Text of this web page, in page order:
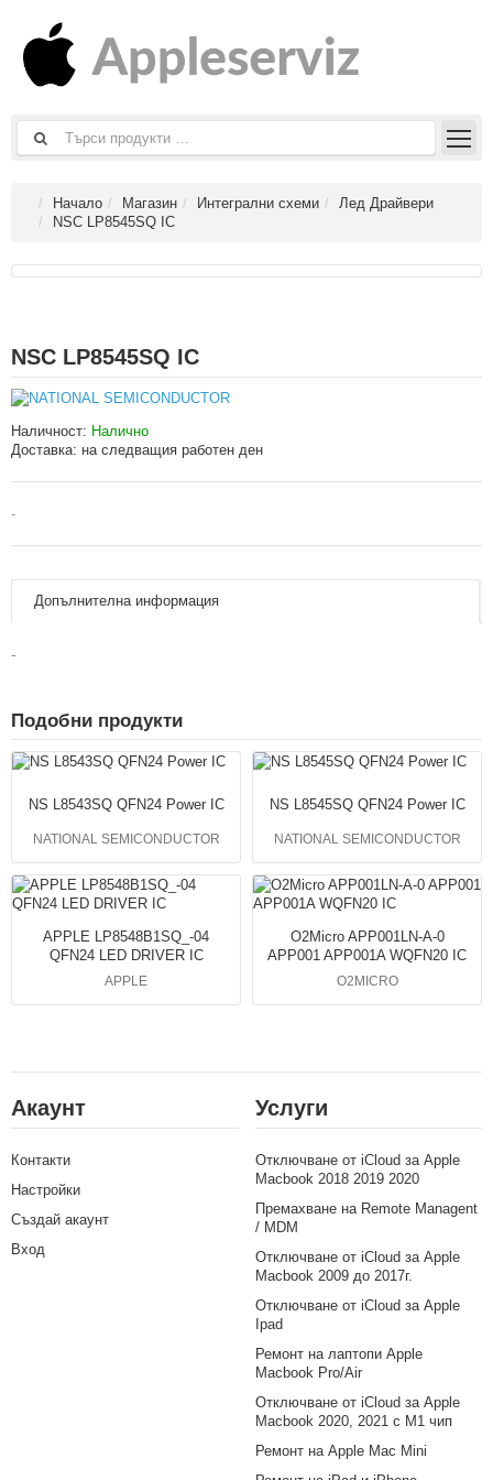
Начало Магазин Интегрални схеми
Лед Драйвери
NSC LP8545SQ IC
NSC LP8545SQ IC
Наличност: Налично
Доставка: на следващия работен ден
-
Допълнителна информация
-
Подобни продукти
NS L8543SQ QFN24 Power IC
NATIONAL SEMICONDUCTOR
NS L8545SQ QFN24 Power IC
NATIONAL SEMICONDUCTOR
APPLE LP8548B1SQ_-04
QFN24 LED DRIVER IC
APPLE
O2Micro APP001LN-A-0
APP001 APP001A WQFN20 IC
O2MICRO
Акаунт
Контакти
Настройки
Създай акаунт
Вход
Услуги
Отключване от iCloud за Apple
Macbook 2018 2019 2020
Премахване на Remote Managent
/ MDM
Отключване от iCloud за Apple
Macbook 2009 до 2017г.
Отключване от iCloud за Apple
Ipad
Ремонт на лаптопи Apple
Macbook Pro/Air
Отключване от iCloud за Apple
Macbook 2020, 2021 с M1 чип
Ремонт на Apple Mac Mini